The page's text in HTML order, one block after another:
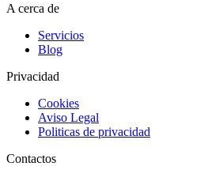
A cerca de
Servicios
Blog
Privacidad
Cookies
Aviso Legal
Politicas de privacidad
Contactos